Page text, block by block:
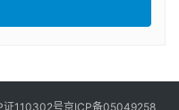
证110302号京ICP备05049258